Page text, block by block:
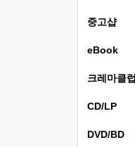
중고샵
eBook
크레마클럽
CD/LP
DVD/BD